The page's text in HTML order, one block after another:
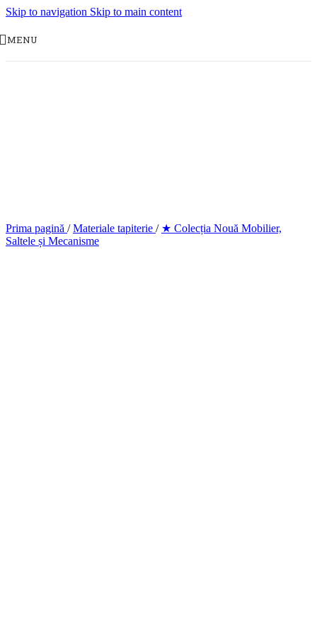
Skip to navigation Skip to main content
MENU
Prima pagină / Materiale tapiterie / ★ Colecția Nouă Mobilier,
Saltele și Mecanisme